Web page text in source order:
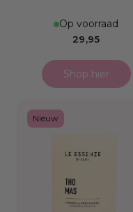
Op voorraad
Normale
29,95
Shop hier
Nieuw